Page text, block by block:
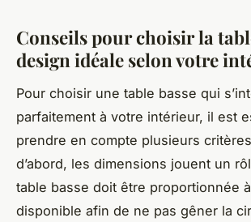
Conseils pour choisir la
design idéale selon votre
Pour choisir une table basse qui
parfaitement à votre intérieur, il est
prendre en compte plusieurs
d’abord, les dimensions jouent un
table basse doit être proportionnée à
disponible afin de ne pas gêner la